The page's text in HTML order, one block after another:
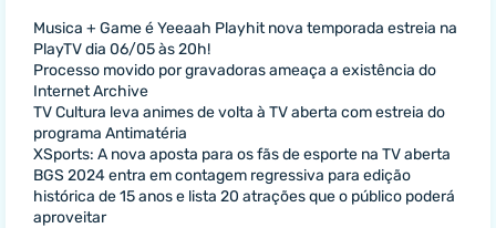
Musica + Game é Yeeaah Playhit nova temporada estreia na
PlayTV dia 06/05 às 20h!
Processo movido por gravadoras ameaça a existência do
Internet Archive
TV Cultura leva animes de volta à TV aberta com estreia do
programa Antimatéria
XSports: A nova aposta para os fãs de esporte na TV aberta
BGS 2024 entra em contagem regressiva para edição
histórica de 15 anos e lista 20 atrações que o público poderá
aproveitar